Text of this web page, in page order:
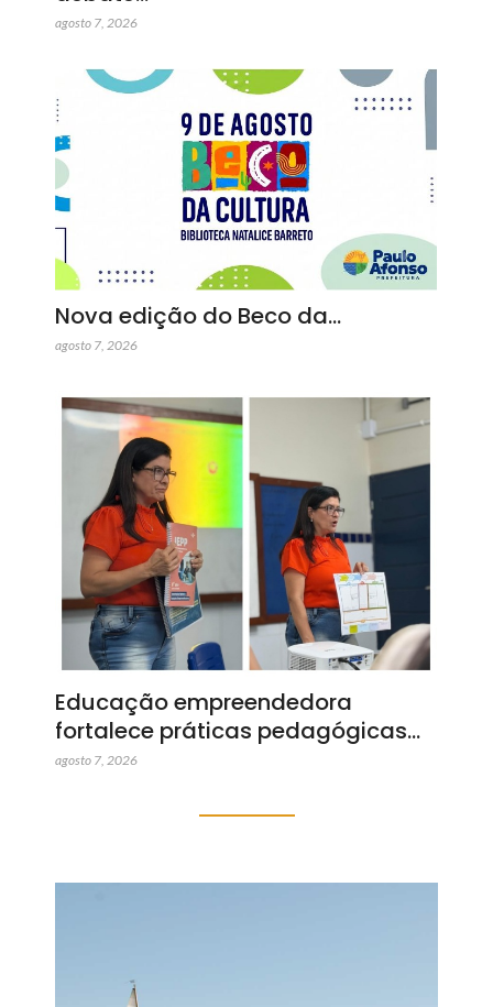
agosto 7, 2026
Nova edição do Beco da…
agosto 7, 2026
Educação empreendedora
fortalece práticas pedagógicas…
agosto 7, 2026